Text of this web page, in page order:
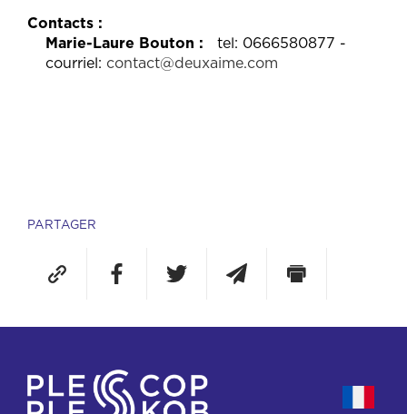
Contacts
Marie-Laure Bouton
tel: 0666580877 -
courriel: contact@deuxaime.com
PARTAGER